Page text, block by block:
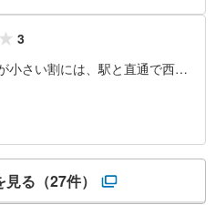
3
小さい割には、駅と直通で西友
ーや和菓子屋、洋菓子店やパ
ど、小さい店舗だがバラエティ
し何かお土産に買い物をする
見る （27件）